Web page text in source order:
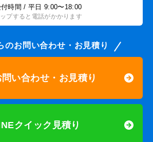
付時間 / 平日 9:00〜18:00
プすると電話がかかります
のお問い合わせ・お見積り
問い合わせ・お見積り
クイック見積り